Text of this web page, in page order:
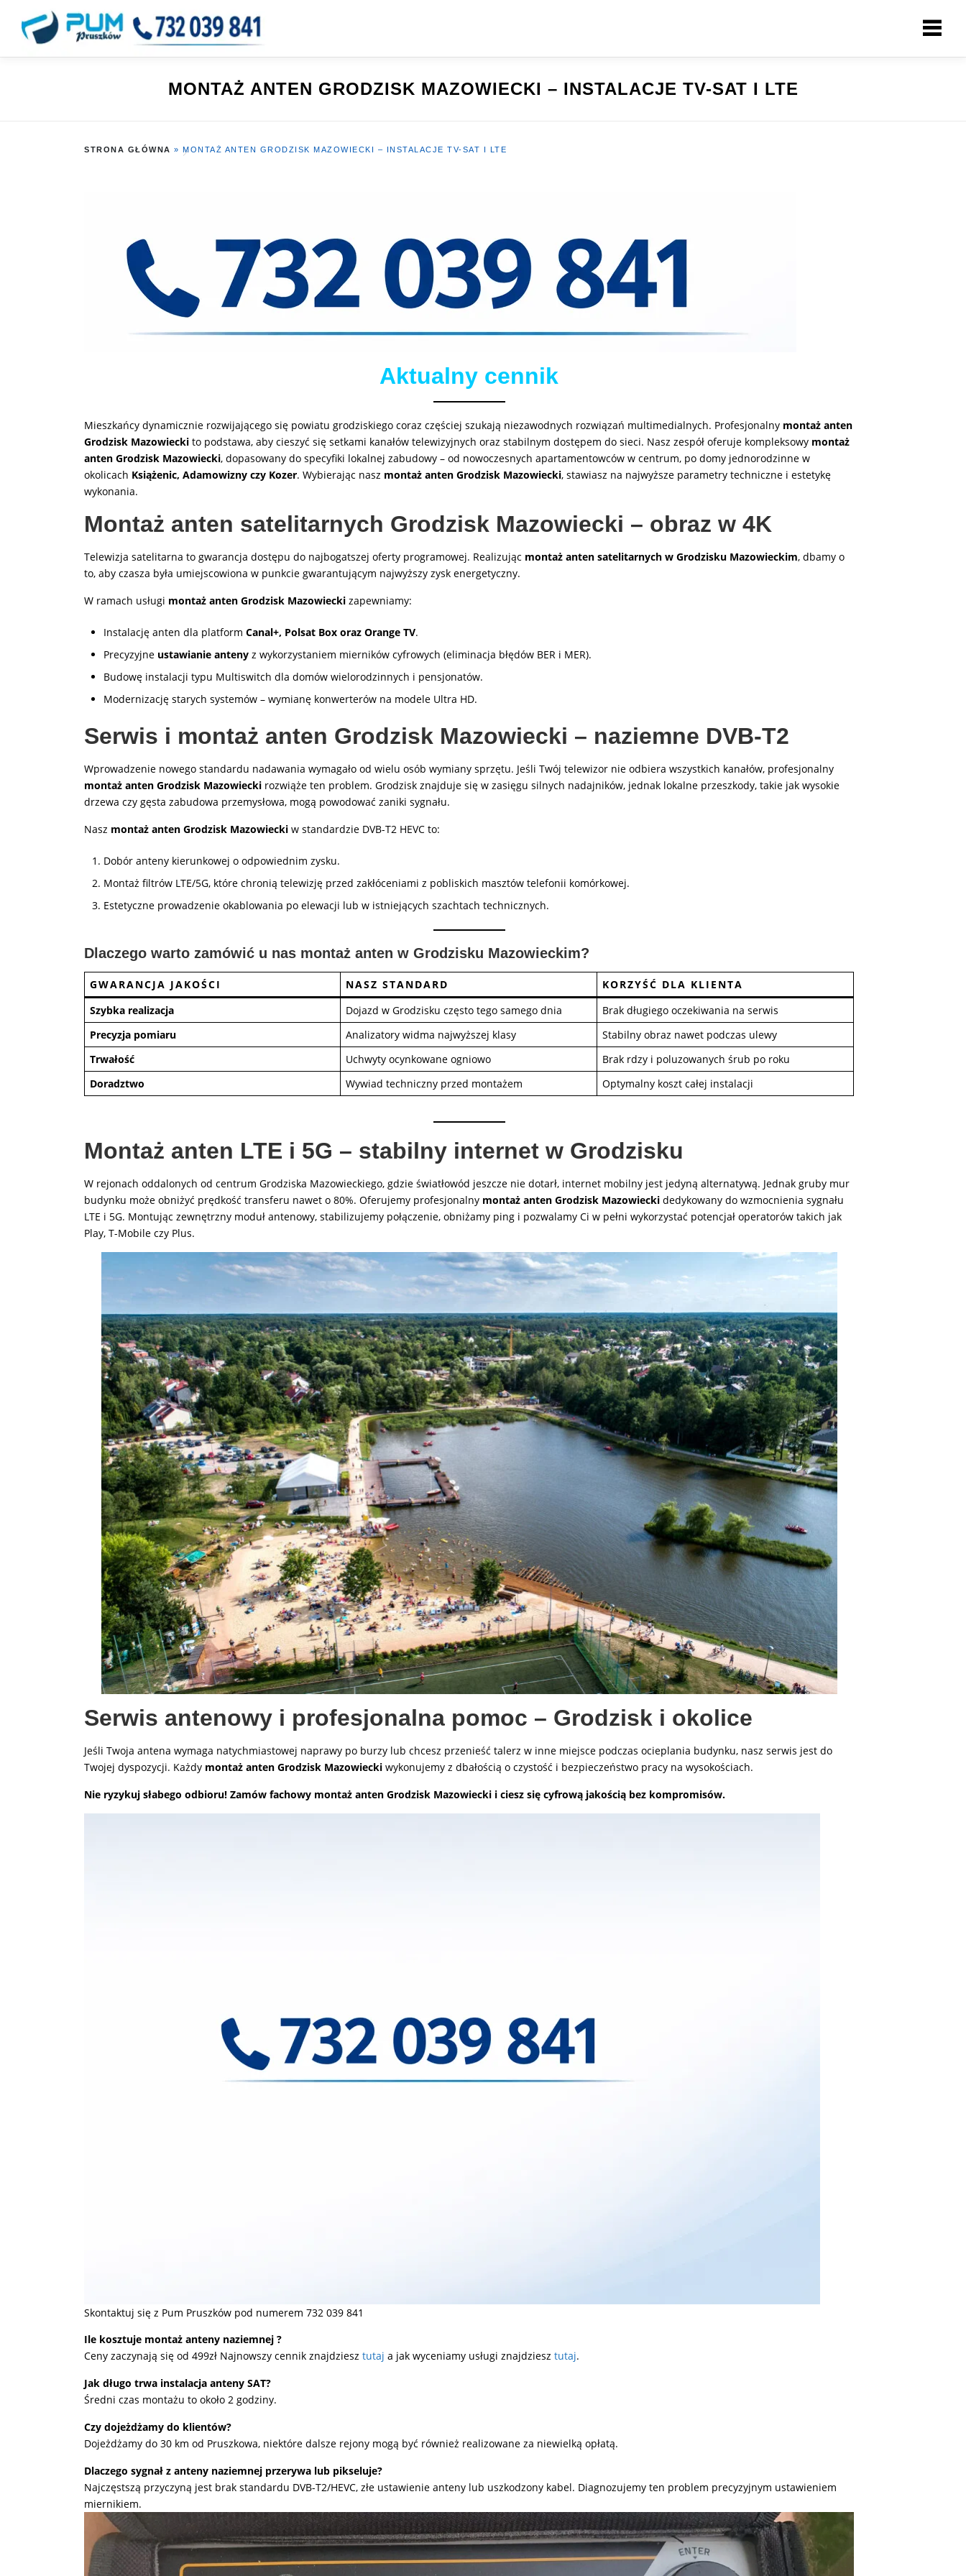
treści
MONTAŻ ANTEN GRODZISK MAZOWIECKI – INSTALACJE TV-SAT I LTE
STRONA GŁÓWNA » MONTAŻ ANTEN GRODZISK MAZOWIECKI – INSTALACJE TV-SAT I LTE
Aktualny cennik
Mieszkańcy dynamicznie rozwijającego się powiatu grodziskiego coraz częściej szukają niezawodnych rozwiązań multimedialnych. Profesjonalny montaż anten
Grodzisk Mazowiecki to podstawa, aby cieszyć się setkami kanałów telewizyjnych oraz stabilnym dostępem do sieci. Nasz zespół oferuje kompleksowy montaż
anten Grodzisk Mazowiecki, dopasowany do specyfiki lokalnej zabudowy – od nowoczesnych apartamentowców w centrum, po domy jednorodzinne w
okolicach Książenic, Adamowizny czy Kozer. Wybierając nasz montaż anten Grodzisk Mazowiecki, stawiasz na najwyższe parametry techniczne i estetykę
wykonania.
Montaż anten satelitarnych Grodzisk Mazowiecki – obraz w 4K
Telewizja satelitarna to gwarancja dostępu do najbogatszej oferty programowej. Realizując montaż anten satelitarnych w Grodzisku Mazowieckim, dbamy o
to, aby czasza była umiejscowiona w punkcie gwarantującym najwyższy zysk energetyczny.
W ramach usługi montaż anten Grodzisk Mazowiecki zapewniamy:
Instalację anten dla platform Canal+, Polsat Box oraz Orange TV.
Precyzyjne ustawianie anteny z wykorzystaniem mierników cyfrowych (eliminacja błędów BER i MER).
Budowę instalacji typu Multiswitch dla domów wielorodzinnych i pensjonatów.
Modernizację starych systemów – wymianę konwerterów na modele Ultra HD.
Serwis i montaż anten Grodzisk Mazowiecki – naziemne DVB-T2
Wprowadzenie nowego standardu nadawania wymagało od wielu osób wymiany sprzętu. Jeśli Twój telewizor nie odbiera wszystkich kanałów, profesjonalny
montaż anten Grodzisk Mazowiecki rozwiąże ten problem. Grodzisk znajduje się w zasięgu silnych nadajników, jednak lokalne przeszkody, takie jak wysokie
drzewa czy gęsta zabudowa przemysłowa, mogą powodować zaniki sygnału.
Nasz montaż anten Grodzisk Mazowiecki w standardzie DVB-T2 HEVC to:
Dobór anteny kierunkowej o odpowiednim zysku.
Montaż filtrów LTE/5G, które chronią telewizję przed zakłóceniami z pobliskich masztów telefonii komórkowej.
Estetyczne prowadzenie okablowania po elewacji lub w istniejących szachtach technicznych.
Dlaczego warto zamówić u nas montaż anten w Grodzisku Mazowieckim?
GWARANCJA JAKOŚCI NASZ STANDARD
KORZYŚĆ DLA KLIENTA
Szybka realizacja
Dojazd w Grodzisku często tego samego dnia
Brak długiego oczekiwania na serwis
Precyzja pomiaru
Analizatory widma najwyższej klasy
Stabilny obraz nawet podczas ulewy
Trwałość
Uchwyty ocynkowane ogniowo
Brak rdzy i poluzowanych śrub po roku
Doradztwo
Wywiad techniczny przed montażem Optymalny koszt całej instalacji
Montaż anten LTE i 5G – stabilny internet w Grodzisku
W rejonach oddalonych od centrum Grodziska Mazowieckiego, gdzie światłowód jeszcze nie dotarł, internet mobilny jest jedyną alternatywą. Jednak gruby mur
budynku może obniżyć prędkość transferu nawet o 80%. Oferujemy profesjonalny montaż anten Grodzisk Mazowiecki dedykowany do wzmocnienia sygnału
LTE i 5G. Montując zewnętrzny moduł antenowy, stabilizujemy połączenie, obniżamy ping i pozwalamy Ci w pełni wykorzystać potencjał operatorów takich jak
Play, T-Mobile czy Plus.
Serwis antenowy i profesjonalna pomoc – Grodzisk i okolice
Jeśli Twoja antena wymaga natychmiastowej naprawy po burzy lub chcesz przenieść talerz w inne miejsce podczas ocieplania budynku, nasz serwis jest do
Twojej dyspozycji. Każdy montaż anten Grodzisk Mazowiecki wykonujemy z dbałością o czystość i bezpieczeństwo pracy na wysokościach.
Nie ryzykuj słabego odbioru! Zamów fachowy montaż anten Grodzisk Mazowiecki i ciesz się cyfrową jakością bez kompromisów.
Skontaktuj się z Pum Pruszków pod numerem 732 039 841
Ile kosztuje montaż anteny naziemnej ?
Ceny zaczynają się od 499zł Najnowszy cennik znajdziesz tutaj a jak wyceniamy usługi znajdziesz tutaj.
Jak długo trwa instalacja anteny SAT?
Średni czas montażu to około 2 godziny.
Czy dojeżdżamy do klientów?
Dojeżdżamy do 30 km od Pruszkowa, niektóre dalsze rejony mogą być również realizowane za niewielką opłatą.
Dlaczego sygnał z anteny naziemnej przerywa lub pikseluje?
Najczęstszą przyczyną jest brak standardu DVB-T2/HEVC, złe ustawienie anteny lub uszkodzony kabel. Diagnozujemy ten problem precyzyjnym ustawieniem
miernikiem.